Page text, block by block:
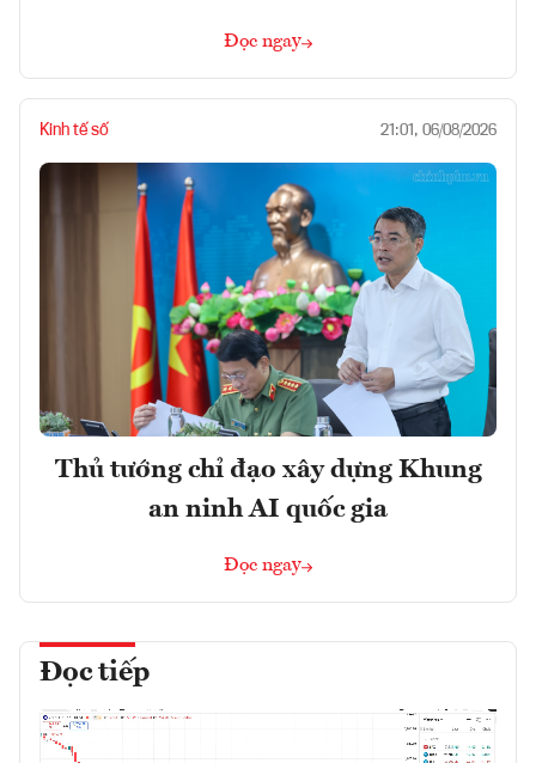
Đọc ngay
Kinh tế số 21:01, 06/08/2026
Thủ tướng chỉ đạo xây dựng Khung
an ninh AI quốc gia
Đọc ngay
Đọc tiếp